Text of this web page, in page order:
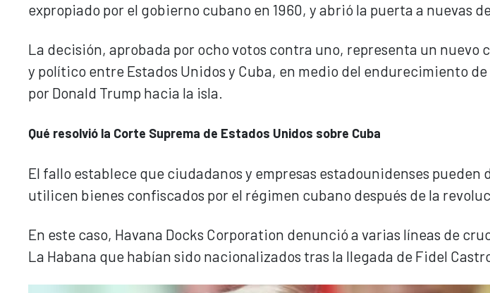
expropiado por el gobierno cubano en 1960, y abrió la puerta a nuevas
La decisión, aprobada por ocho votos contra uno, representa un
y político entre Estados Unidos y Cuba, en medio del endurecimiento
por Donald Trump hacia la isla.
Qué resolvió la Corte Suprema de Estados Unidos sobre Cuba
El fallo establece que ciudadanos y empresas estadounidenses pueden
utilicen bienes confiscados por el régimen cubano después de la
En este caso, Havana Docks Corporation denunció a varias líneas de
La Habana que habían sido nacionalizados tras la llegada de Fidel